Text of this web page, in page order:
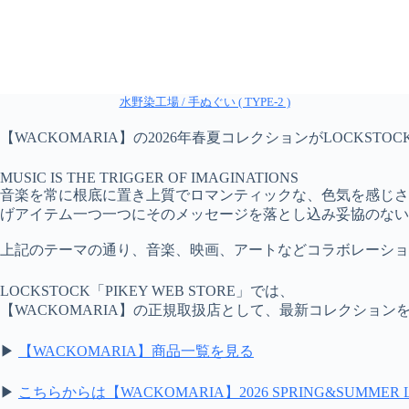
水野染工場 / 手ぬぐい ( TYPE-2 )
【WACKOMARIA】の2026年春夏コレクションが
MUSIC IS THE TRIGGER OF IMAGINATIONS
音楽を常に根底に置き上質でロマンティックな、色気を感じ
げアイテム一つ一つにそのメッセージを落とし込み妥協のな
上記のテーマの通り、音楽、映画、アートなどコラボレー
LOCKSTOCK「PIKEY WEB STORE」では、
【WACKOMARIA】の正規取扱店として、最新コレクション
▶ 【WACKOMARIA】商品一覧を見る
▶ こちらからは【WACKOMARIA】2026